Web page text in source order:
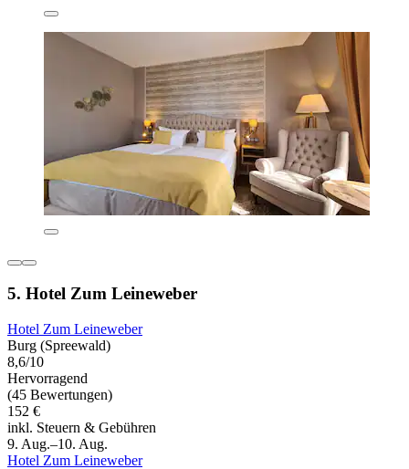
5. Hotel Zum Leineweber
Hotel Zum Leineweber
Burg (Spreewald)
8,6/10
Hervorragend
(45 Bewertungen)
152 €
inkl. Steuern & Gebühren
9. Aug.–10. Aug.
Hotel Zum Leineweber